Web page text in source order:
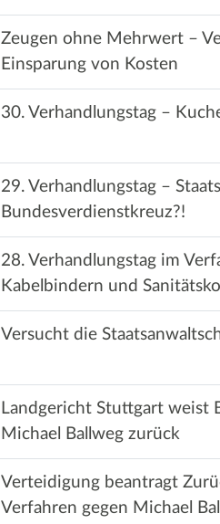
Zeugen ohne Mehrwert –
Einsparung von Kosten
30. Verhandlungstag –
29. Verhandlungstag –
Bundesverdienstkreuz?!
28. Verhandlungstag im
Kabelbindern und
Versucht die
Landgericht Stuttgart weist
Michael Ballweg zurück
Verteidigung beantragt
Verfahren gegen Michael